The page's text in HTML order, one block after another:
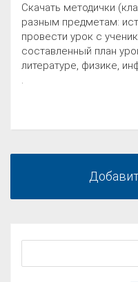
Скачать методички
разным предметам:
провести урок с
составленный план
литературе, физике,